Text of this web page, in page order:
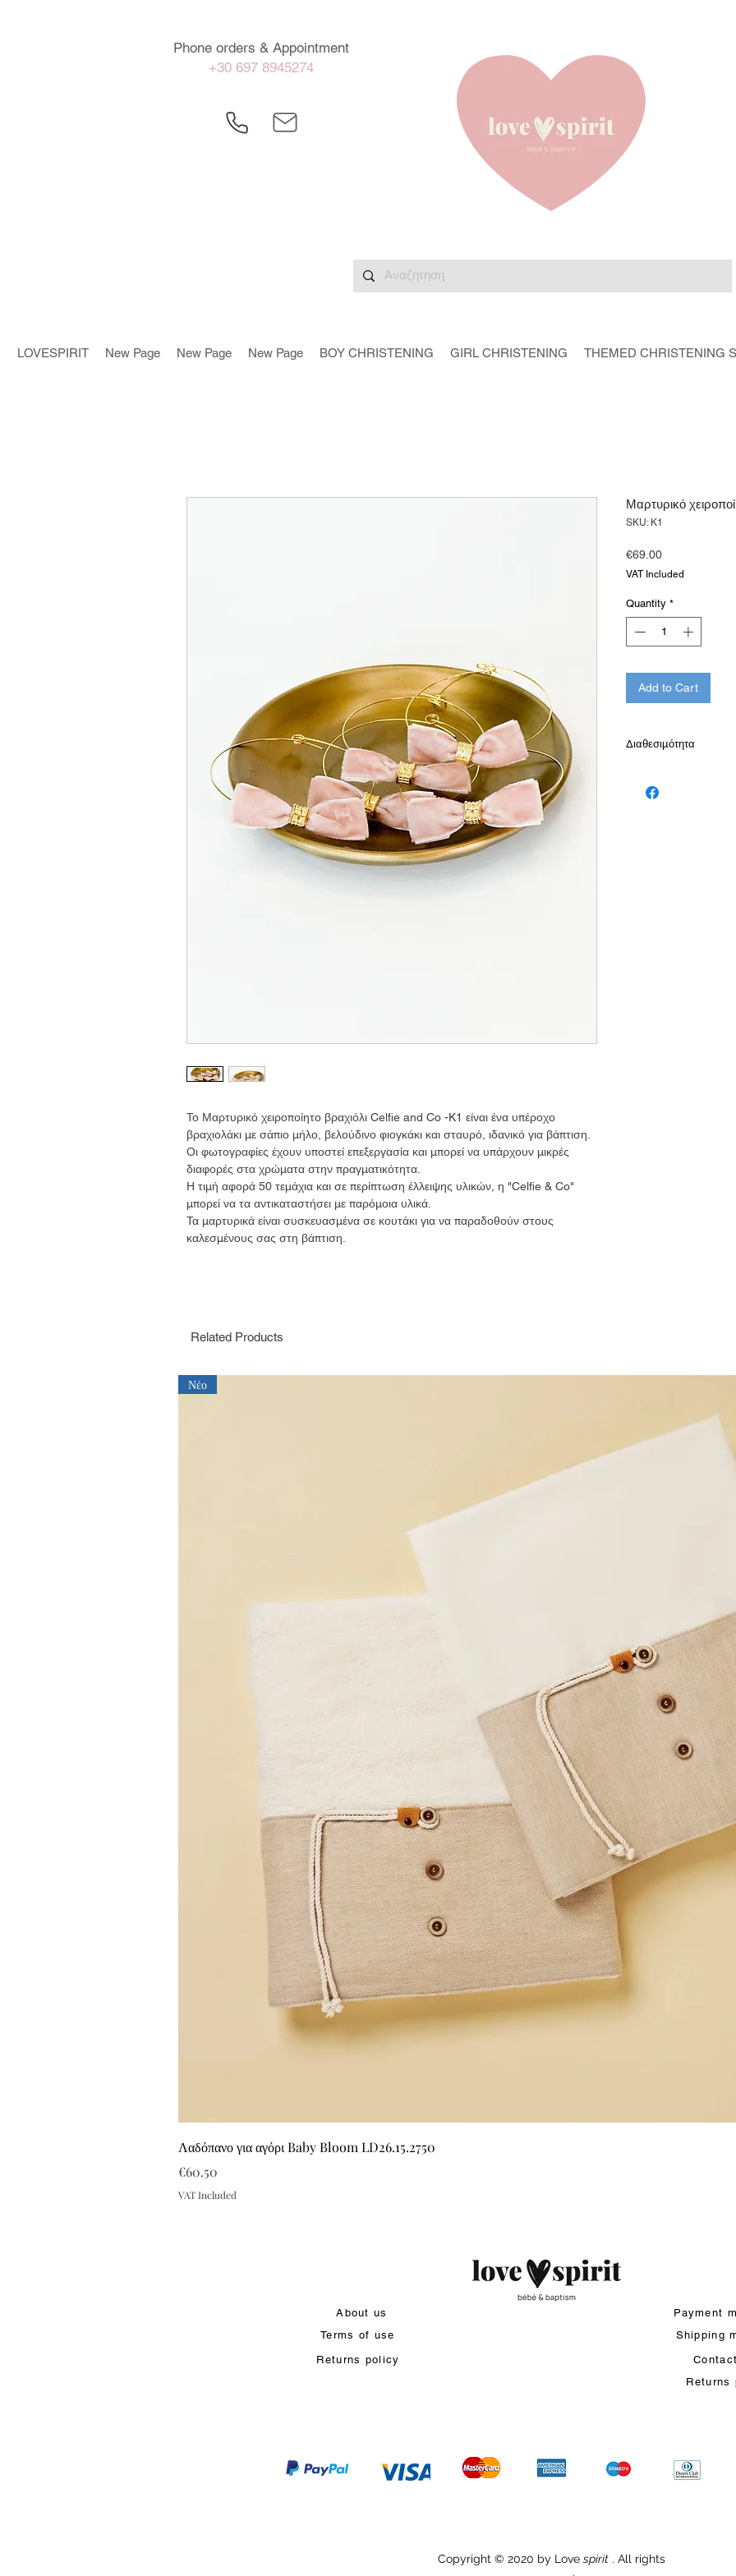
Phone orders & Appointment
+30 697 8945274
Το Μαρτυρικό χειροποίητο βραχιόλι Celfie and Co -K1 είναι ένα υπέροχο
βραχιολάκι με σάπιο μήλο, βελούδινο φιογκάκι και σταυρό, ιδανικό για βάπτιση.
Οι φωτογραφίες έχουν υποστεί επεξεργασία και μπορεί να υπάρχουν μικρές
διαφορές στα χρώματα στην πραγματικότητα.
Η τιμή αφορά 50 τεμάχια και σε περίπτωση έλλειψης υλικών, η "Celfie & Co"
μπορεί να τα αντικαταστήσει με παρόμοια υλικά.
Τα μαρτυρικά είναι συσκευασμένα σε κουτάκι για να παραδοθούν στους
καλεσμένους σας στη βάπτιση.
Μαρτυρικό
SKU: K1
€69.00Price
VAT Included
Quantity *
Add to Cart
Διαθεσιμότητα
Related Products
Νέο
Λαδόπανο για αγόρι Baby Bloom LD26.15.2750
Price
€60.50
VAT Included
LOVESPIRIT New Page New Page New Page BOY CHRISTENING GIRL CHRISTENING THEMED CHRISTENING
About us
Terms of use
Returns policy
Payment
Shipping
Returns
Copyright © 2020 by Love spirit . All rights